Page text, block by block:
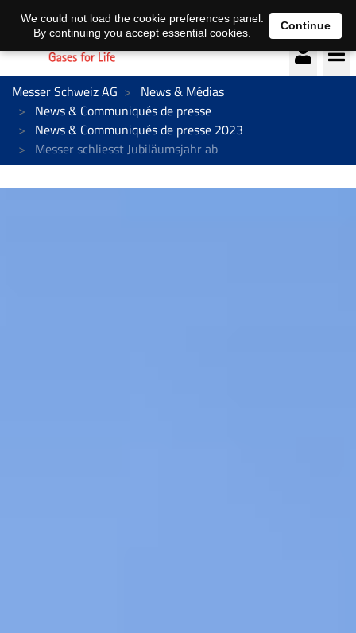
Deutsch français
Messer Schweiz AG
News & Médias
News & Communiqués de presse
News & Communiqués de presse 2023
Messer schliesst Jubiläumsjahr ab
We could not load the cookie preferences panel.
By continuing you accept essential cookies.
Continue